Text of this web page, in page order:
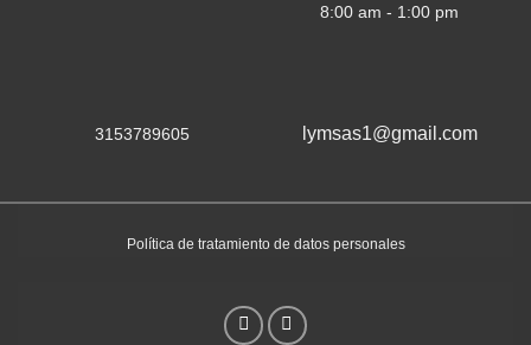
8:00 am - 1:00 pm
3153789605 lymsas1@gmail.com
Política de tratamiento de datos personales